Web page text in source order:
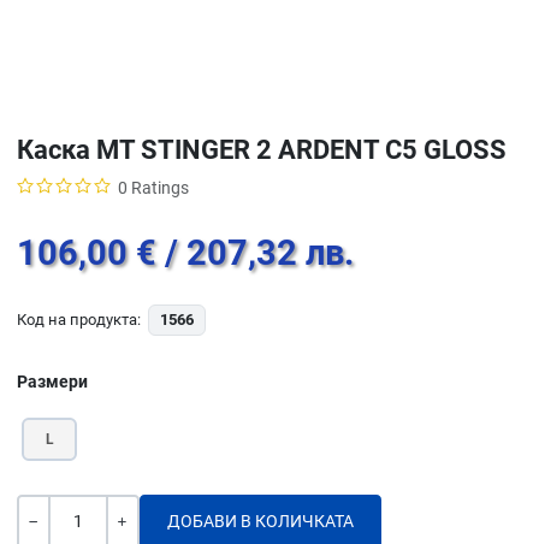
Каска MT STINGER 2 ARDENT C5 GLOSS
0 Ratings
106,00 € / 207,32 лв.
Код на продукта: 1566
Размери
L
Количество